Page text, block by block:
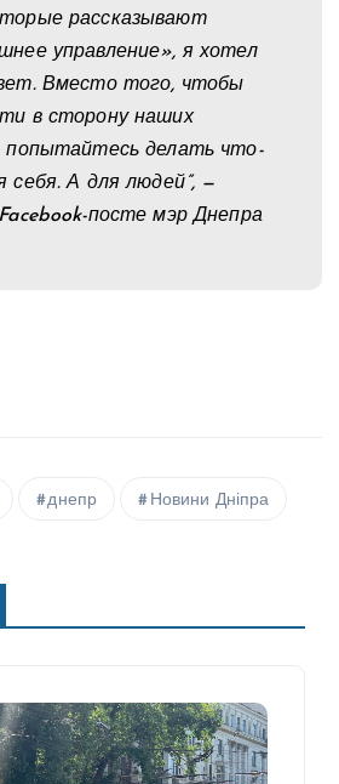
рассказывают
управление», я хотел
Вместо того, чтобы
в сторону наших
попытайтесь делать что-
себя. А для людей”, —
посте мэр Днепра
днепр Новини Дніпра